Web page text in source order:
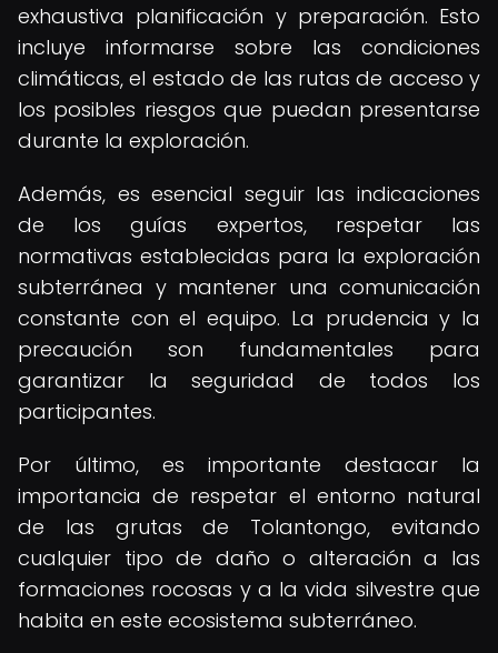
exhaustiva planificación y preparación. Esto
incluye informarse sobre las condiciones
climáticas, el estado de las rutas de acceso y
los posibles riesgos que puedan presentarse
durante la exploración.
Además, es esencial seguir las indicaciones
de los guías expertos, respetar las
normativas establecidas para la exploración
subterránea y mantener una comunicación
constante con el equipo. La prudencia y la
precaución son fundamentales para
garantizar la seguridad de todos los
participantes.
Por último, es importante destacar la
importancia de respetar el entorno natural
de las grutas de Tolantongo, evitando
cualquier tipo de daño o alteración a las
formaciones rocosas y a la vida silvestre que
habita en este ecosistema subterráneo.